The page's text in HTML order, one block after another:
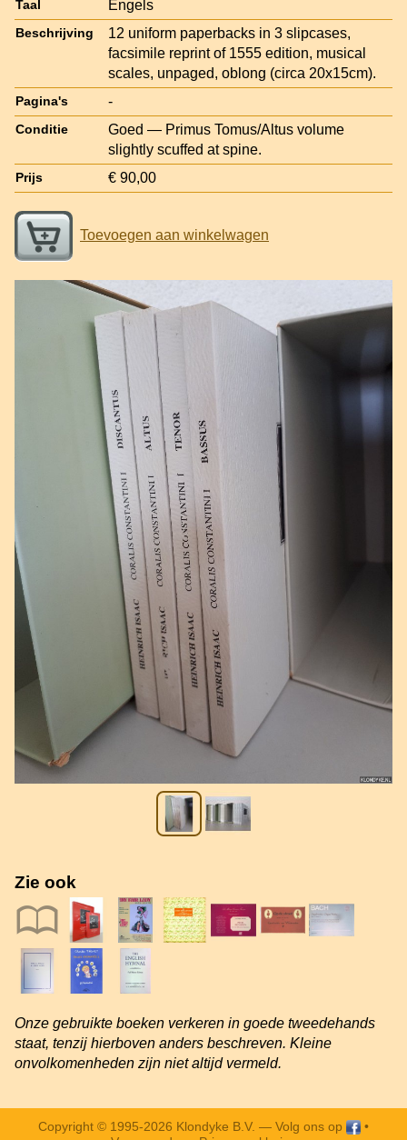
Taal Engels
Beschrijving
12 uniform paperbacks in 3 slipcases,
facsimile reprint of 1555 edition, musical
scales, unpaged, oblong (circa 20x15cm).
Pagina's -
Conditie
Goed — Primus Tomus/Altus volume
slightly scuffed at spine.
Prijs € 90,00
Toevoegen aan winkelwagen
Zie ook
Onze gebruikte boeken verkeren in goede tweedehands
staat, tenzij hierboven anders beschreven. Kleine
onvolkomenheden zijn niet altijd vermeld.
Copyright © 1995-2026 Klondyke B.V. — Volg ons op
•